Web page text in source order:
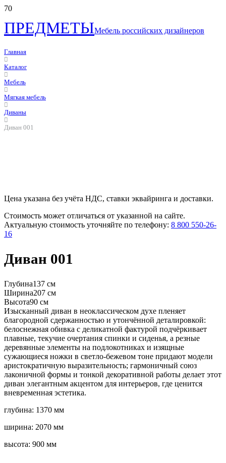
ПРЕДМЕТЫМебель российских дизайнеров
Главная
Каталог
Мебель
Мягкая мебель
Диваны
Диван 001
Цена указана без учёта НДС, ставки эквайринга и доставки.
Стоимость может отличаться от указанной на сайте.
Актуальную стоимость уточняйте по телефону: 8 800 550-26-
16
Диван 001
Глубина137 см
Ширина207 см
Высота90 см
Изысканный диван в неоклассическом духе пленяет
благородной сдержанностью и утончённой деталировкой:
белоснежная обивка с деликатной фактурой подчёркивает
плавные, текучие очертания спинки и сиденья, а резные
деревянные элементы на подлокотниках и изящные
сужающиеся ножки в светло‑бежевом тоне придают модели
аристократичную выразительность; гармоничный союз
лаконичной формы и тонкой декоративной работы делает этот
диван элегантным акцентом для интерьеров, где ценится
вневременная эстетика.
глубина: 1370 мм
ширина: 2070 мм
высота: 900 мм